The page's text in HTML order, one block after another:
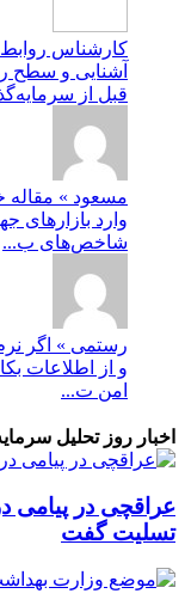
کارشناس روابط
آشنایی و سطح
قبل از
مسعود » مقاله
وارد بازارهای
شاخص‌های ب...
رستمی » اگر نرم
و از اطلاعات
امن ت...
اخبار روز تحلیل
عراقچی در پیامی
تسلیت گفت